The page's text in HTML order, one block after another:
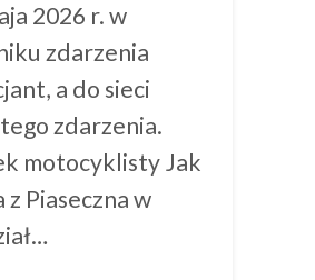
2026 r. w
zdarzenia
a do sieci
zdarzenia.
motocyklisty Jak
z Piaseczna w